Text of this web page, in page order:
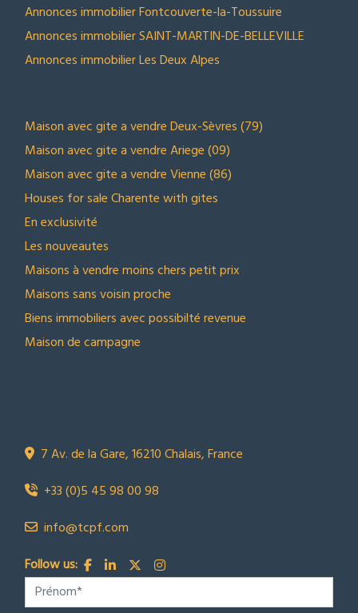
Annonces immobilier Fontcouverte-la-Toussuire
Annonces immobilier SAINT-MARTIN-DE-BELLEVILLE
Annonces immobilier Les Deux Alpes
Maison avec gite a vendre Deux-Sèvres (79)
Maison avec gite a vendre Ariege (09)
Maison avec gite a vendre Vienne (86)
Houses for sale Charente with gites
En exclusivité
Les nouveautes
Maisons à vendre moins chers petit prix
Maisons sans voisin proche
Biens immobiliers avec possibilté revenue
Maison de campagne
7 Av. de la Gare, 16210 Chalais, France
+33 (0)5 45 98 00 98
info@tcpf.com
Follow us: